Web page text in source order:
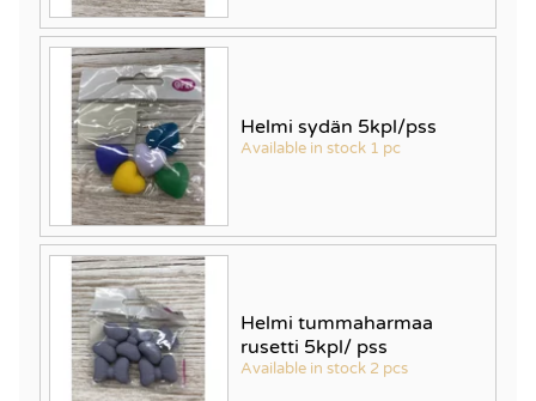
Helmi sydän 5kpl/pss
Available in stock 1 pc
Helmi tummaharmaa
rusetti 5kpl/ pss
Available in stock 2 pcs